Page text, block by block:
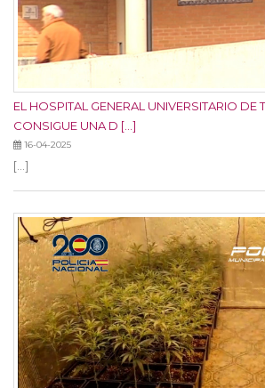
EL HOSPITAL GENERAL UNIVERSITARIO DE
CONSIGUE UNA D [...]
16-04-2025
[...]